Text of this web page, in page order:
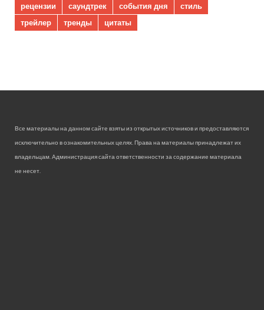
рецензии
саундтрек события дня
стиль
трейлер
тренды цитаты
Все материалы на данном сайте взяты из открытых источников и предоставляются
исключительно в ознакомительных целях. Права на материалы принадлежат их
владельцам. Администрация сайта ответственности за содержание материала
не несет.